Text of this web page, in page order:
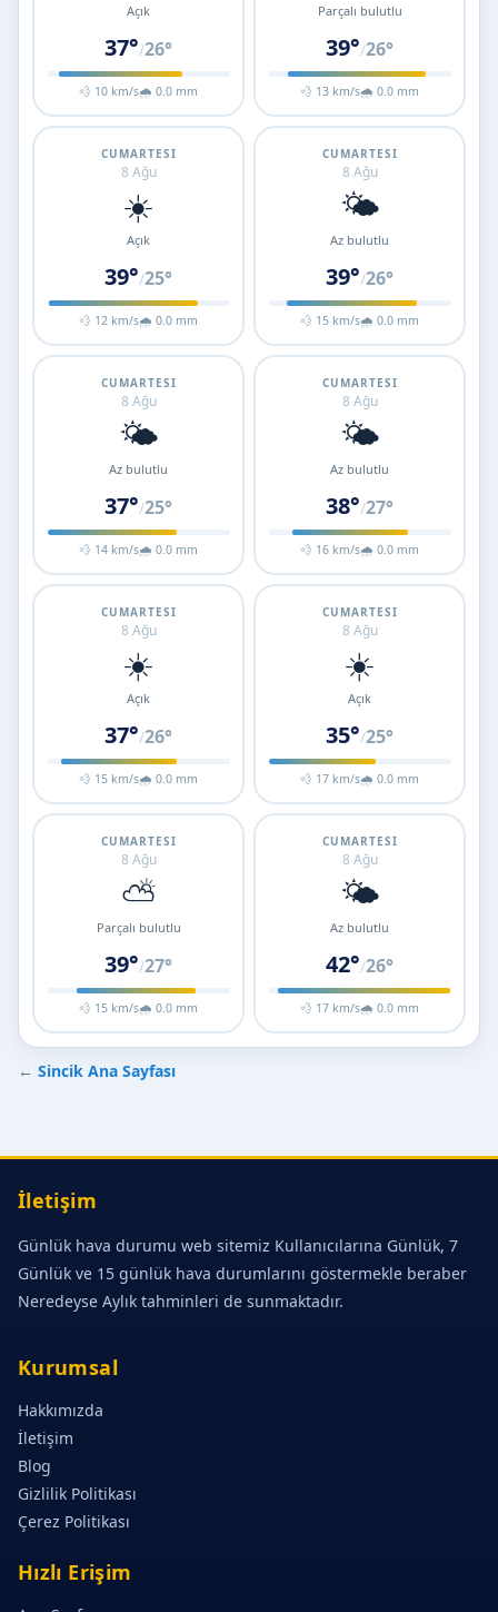
Açık
37°/26°
💨 10 km/s🌧 0.0 mm
Parçalı bulutlu
39°/26°
💨 13 km/s🌧 0.0 mm
CUMARTESI
8 Ağu
☀️
Açık
39°/25°
💨 12 km/s🌧 0.0 mm
CUMARTESI
8 Ağu
🌤️
Az bulutlu
39°/26°
💨 15 km/s🌧 0.0 mm
CUMARTESI
8 Ağu
🌤️
Az bulutlu
37°/25°
💨 14 km/s🌧 0.0 mm
CUMARTESI
8 Ağu
🌤️
Az bulutlu
38°/27°
💨 16 km/s🌧 0.0 mm
CUMARTESI
8 Ağu
☀️
Açık
37°/26°
💨 15 km/s🌧 0.0 mm
CUMARTESI
8 Ağu
☀️
Açık
35°/25°
💨 17 km/s🌧 0.0 mm
CUMARTESI
8 Ağu
⛅
Parçalı bulutlu
39°/27°
💨 15 km/s🌧 0.0 mm
CUMARTESI
8 Ağu
🌤️
Az bulutlu
42°/26°
💨 17 km/s🌧 0.0 mm
← Sincik Ana Sayfası
İletişim
Günlük hava durumu web sitemiz Kullanıcılarına Günlük, 7
Günlük ve 15 günlük hava durumlarını göstermekle beraber
Neredeyse Aylık tahminleri de sunmaktadır.
Kurumsal
Hakkımızda
İletişim
Blog
Gizlilik Politikası
Çerez Politikası
Hızlı Erişim